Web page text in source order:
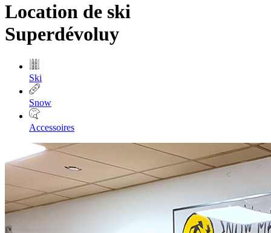
Location de ski
Superdévoluy
Ski
Snow
Accessoires